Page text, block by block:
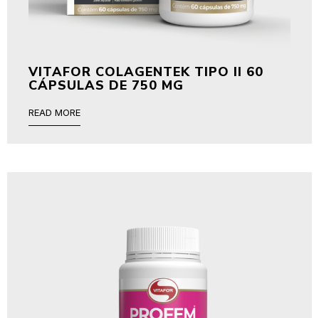
VITAFOR COLAGENTEK TIPO II 60
CÁPSULAS DE 750 MG
READ MORE